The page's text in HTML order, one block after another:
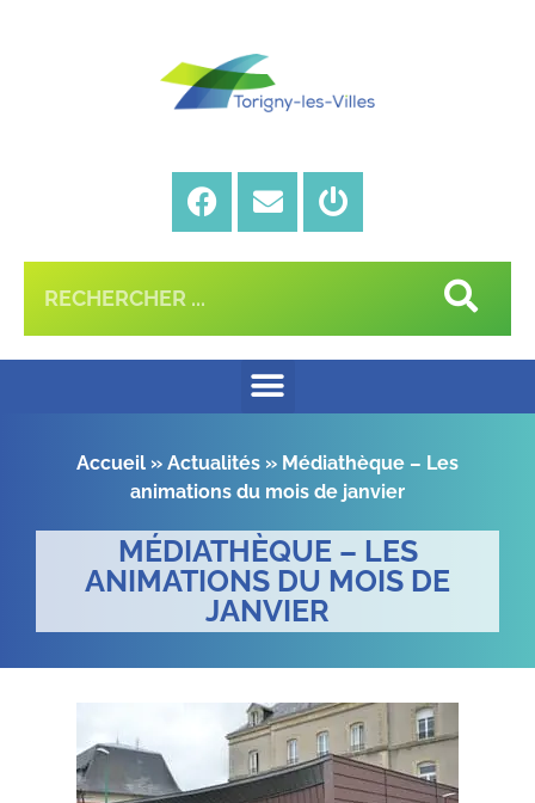
Accueil » Actualités » Médiathèque – Les
animations du mois de janvier
MÉDIATHÈQUE – LES
ANIMATIONS DU MOIS DE
JANVIER